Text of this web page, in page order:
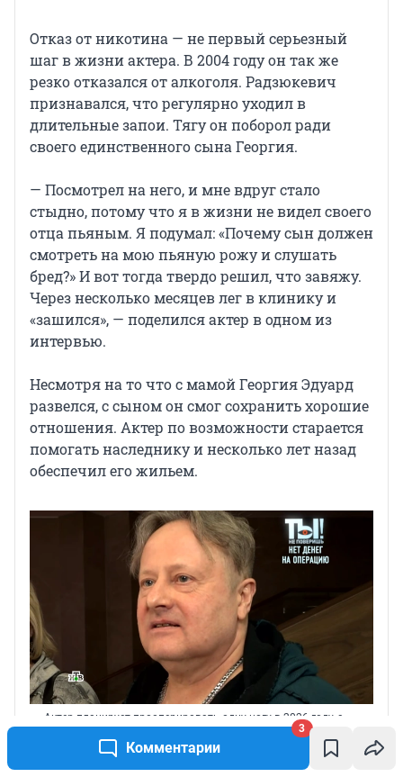
Комментарии
3
Отказ от никотина — не первый серьезный
шаг в жизни актера. В 2004 году он так же
резко отказался от алкоголя. Радзюкевич
признавался, что регулярно уходил в
длительные запои. Тягу он поборол ради
своего единственного сына Георгия.
— Посмотрел на него, и мне вдруг стало
стыдно, потому что я в жизни не видел своего
отца пьяным. Я подумал: «Почему сын должен
смотреть на мою пьяную рожу и слушать
бред?» И вот тогда твердо решил, что завяжу.
Через несколько месяцев лег в клинику и
«зашился», — поделился актер в одном из
интервью.
Несмотря на то что с мамой Георгия Эдуард
развелся, с сыном он смог сохранить хорошие
отношения. Актер по возможности старается
помогать наследнику и несколько лет назад
обеспечил его жильем.
Актер планирует прооперировать одну ногу в 2026 году, а
вторую — уже в следующем
кадр из программы «Ты не поверишь» (18+), НТВ,